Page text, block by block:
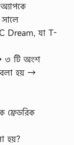
Dream, যা T-
→ ৩ টি অংশ
বলা হয় →
হয়?